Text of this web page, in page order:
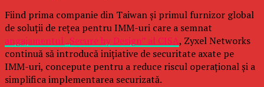
Fiind prima companie din Taiwan și primul furnizor global
de soluții de rețea pentru IMM-uri care a semnat
angajamentul „Secure by Design” al CISA, Zyxel Networks
continuă să introducă inițiative de securitate axate pe
IMM-uri, concepute pentru a reduce riscul operațional și a
simplifica implementarea securizată.